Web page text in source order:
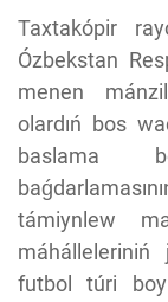
Taxtakópir
Ózbekstan
menen
olardıń bos
baslama
támiynlew
máhálleleriniń
futbol túri